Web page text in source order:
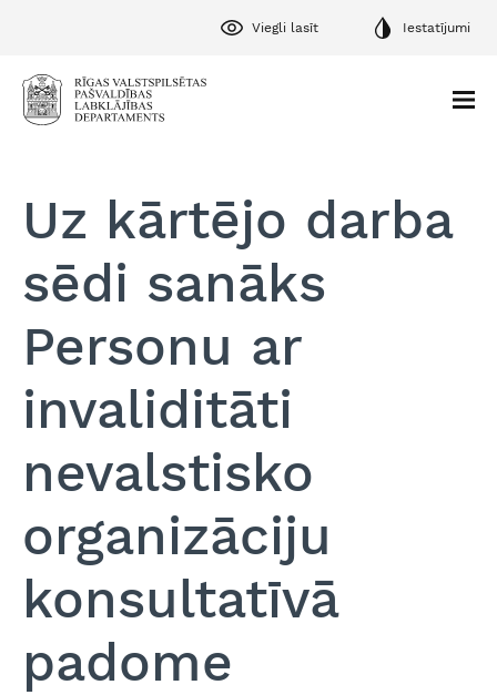
Viegli lasīt Iestatījumi
Uz kārtējo darba
sēdi sanāks
Personu ar
invaliditāti
nevalstisko
organizāciju
konsultatīvā
padome